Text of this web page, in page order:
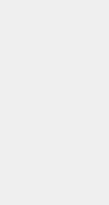
ンになります。
りにくく、接触冷
・-・-
！■フレアスカート
ドロスト付 シアーシャン